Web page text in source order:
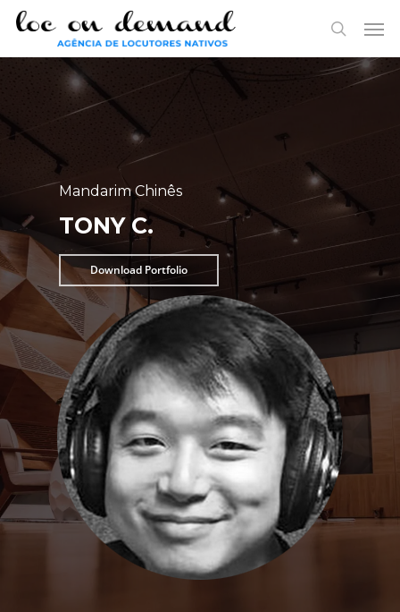
Skip
main
search
Mandarim Chinês
TONY C.
Download Portfolio